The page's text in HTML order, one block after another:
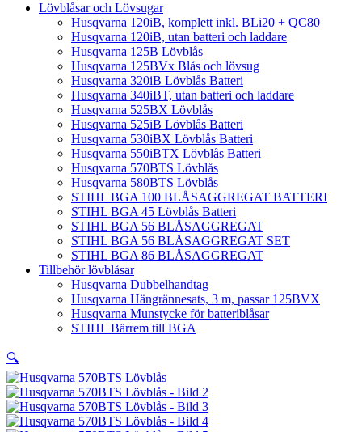
Lövblåsar och Lövsugar
Husqvarna 120iB, komplett inkl. BLi20 + QC80
Husqvarna 120iB, utan batteri och laddare
Husqvarna 125B Lövblås
Husqvarna 125BVx Blås och lövsug
Husqvarna 320iB Lövblås Batteri
Husqvarna 340iBT, utan batteri och laddare
Husqvarna 525BX Lövblås
Husqvarna 525iB Lövblås Batteri
Husqvarna 530iBX Lövblås Batteri
Husqvarna 550iBTX Lövblås Batteri
Husqvarna 570BTS Lövblås
Husqvarna 580BTS Lövblås
STIHL BGA 100 BLÅSAGGREGAT BATTERI
STIHL BGA 45 Lövblås Batteri
STIHL BGA 56 BLÅSAGGREGAT
STIHL BGA 56 BLÅSAGGREGAT SET
STIHL BGA 86 BLÅSAGGREGAT
Tillbehör lövblåsar
Husqvarna Dubbelhandtag
Husqvarna Hängrännesats, 3 m, passar 125BVX
Husqvarna Munstycke för batteriblåsar
STIHL Bärrem till BGA
🔍